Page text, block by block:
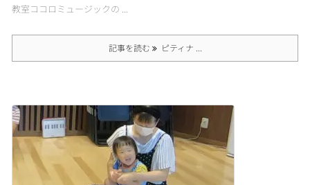
教室ココロミュージックの ...
記事を読む ピティナ ...